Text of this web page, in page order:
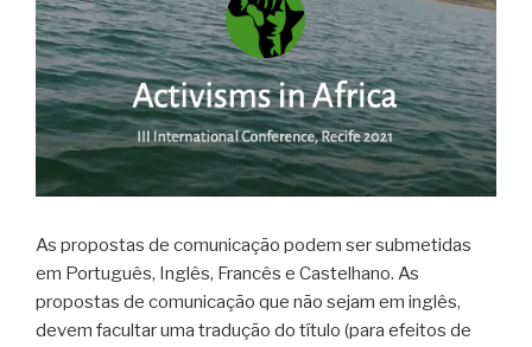
As propostas de comunicação podem ser submetidas
em Português, Inglês, Francês e Castelhano. As
propostas de comunicação que não sejam em inglês,
devem facultar uma tradução do título (para efeitos de